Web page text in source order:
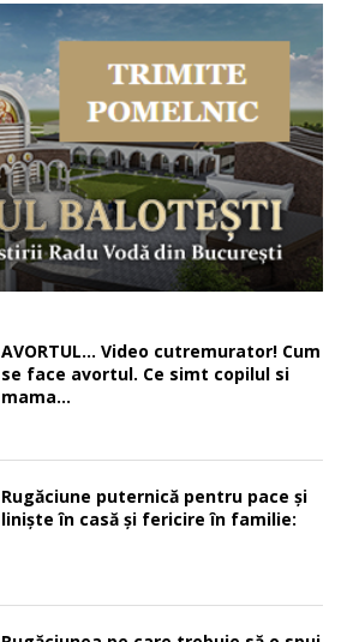
AVORTUL… Video cutremurator! Cum
se face avortul. Ce simt copilul si
mama…
Rugăciune puternică pentru pace şi
linişte în casă şi fericire în familie: